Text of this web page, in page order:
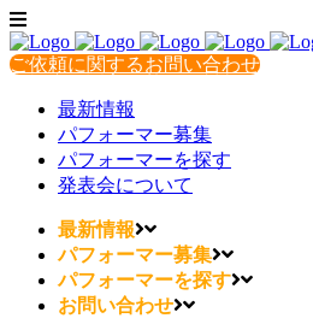
ご依頼に関するお問い合わせ
最新情報
パフォーマー募集
パフォーマーを探す
発表会について
最新情報
パフォーマー募集
パフォーマーを探す
お問い合わせ